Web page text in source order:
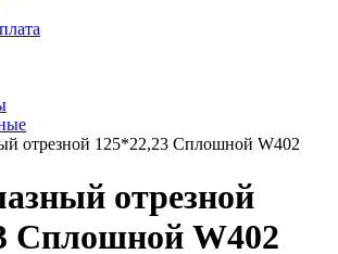
отрезной 125*22,23 Сплошной W402
отрезной
Сплошной W402